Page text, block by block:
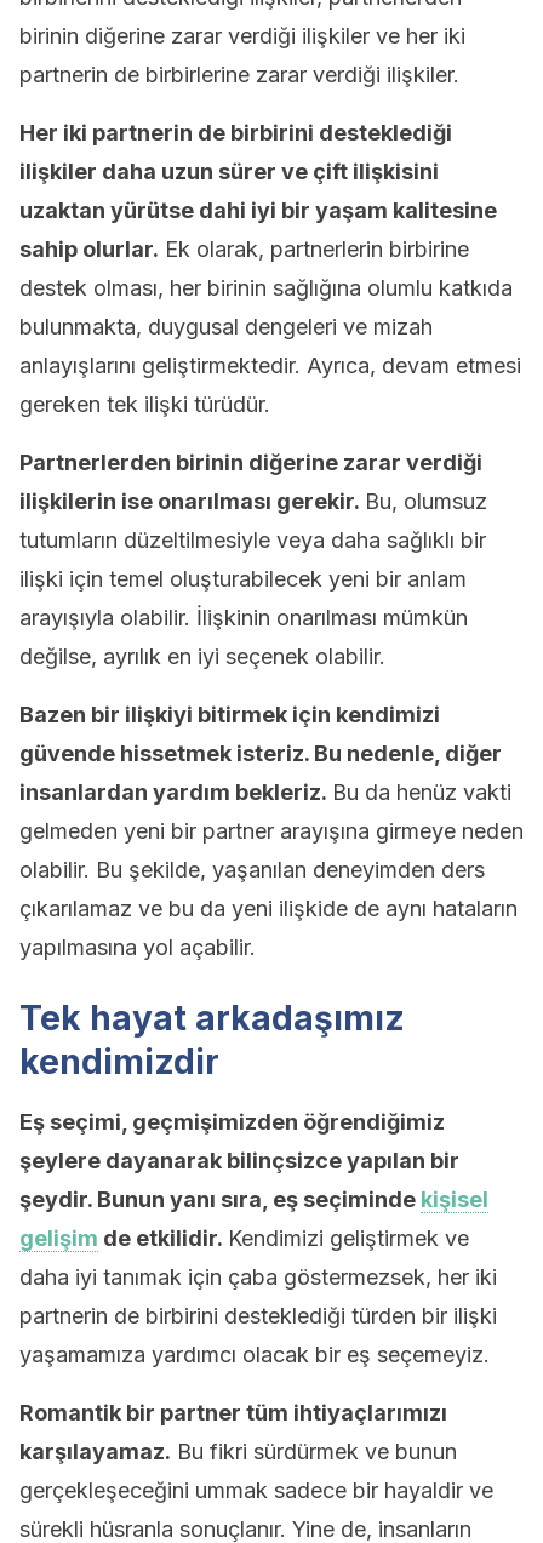
birinin diğerine zarar verdiği ilişkiler ve her iki
partnerin de birbirlerine zarar verdiği ilişkiler.
Her iki partnerin de birbirini desteklediği
ilişkiler daha uzun sürer ve çift ilişkisini
uzaktan yürütse dahi iyi bir yaşam kalitesine
sahip olurlar. Ek olarak, partnerlerin birbirine
destek olması, her birinin sağlığına olumlu katkıda
bulunmakta, duygusal dengeleri ve mizah
anlayışlarını geliştirmektedir. Ayrıca, devam etmesi
gereken tek ilişki türüdür.
Partnerlerden birinin diğerine zarar verdiği
ilişkilerin ise onarılması gerekir. Bu, olumsuz
tutumların düzeltilmesiyle veya daha sağlıklı bir
ilişki için temel oluşturabilecek yeni bir anlam
arayışıyla olabilir. İlişkinin onarılması mümkün
değilse, ayrılık en iyi seçenek olabilir.
Bazen bir ilişkiyi bitirmek için kendimizi
güvende hissetmek isteriz. Bu nedenle, diğer
insanlardan yardım bekleriz. Bu da henüz vakti
gelmeden yeni bir partner arayışına girmeye neden
olabilir. Bu şekilde, yaşanılan deneyimden ders
çıkarılamaz ve bu da yeni ilişkide de aynı hataların
yapılmasına yol açabilir.
Tek hayat arkadaşımız
kendimizdir
Eş seçimi, geçmişimizden öğrendiğimiz
şeylere dayanarak bilinçsizce yapılan bir
şeydir. Bunun yanı sıra, eş seçiminde kişisel
gelişim de etkilidir. Kendimizi geliştirmek ve
daha iyi tanımak için çaba göstermezsek, her iki
partnerin de birbirini desteklediği türden bir ilişki
yaşamamıza yardımcı olacak bir eş seçemeyiz.
Romantik bir partner tüm ihtiyaçlarımızı
karşılayamaz. Bu fikri sürdürmek ve bunun
gerçekleşeceğini ummak sadece bir hayaldir ve
sürekli hüsranla sonuçlanır. Yine de, insanların